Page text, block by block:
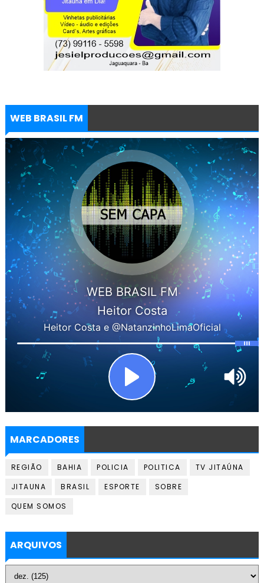
WEB BRASIL FM
MARCADORES
REGIÃO BAHIA POLICIA POLITICA
TV JITAÚNA
JITAUNA
BRASIL ESPORTE
SOBRE
QUEM SOMOS
ARQUIVOS